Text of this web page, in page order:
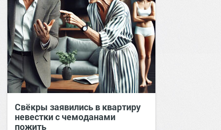
Свёкры заявились в квартиру
невестки с чемоданами
пожить